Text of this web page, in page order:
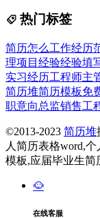
热门标签
简历怎么工作经历
理项目经验经验填
实习经历工程师主
简历堆简历模板免
职意向总监销售工
©2013-2023 简历堆
人简历表格word,
模板,应届毕业生简
在线客服